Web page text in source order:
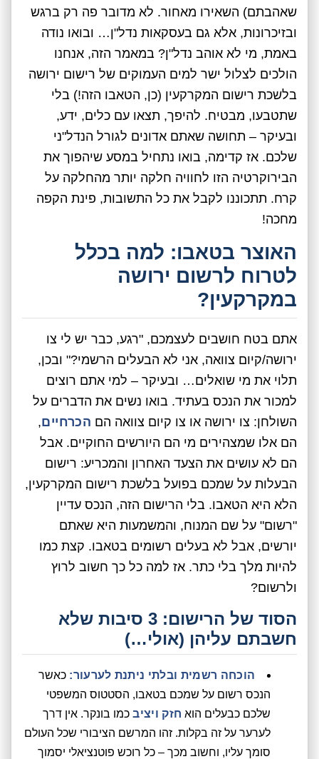
שאהבתם) השאירו מאחור. לא מדובר פה רק ברגש
ובזיכרונות, אלא גם בעסקאות נדל"ן… ובואו נודה
באמת, מי לא אוהב נדל"ן? במאמר הזה, אנחנו
הולכים לצלול ישר למים העמוקים של רישום ירושה
בלשכת רישום המקרקעין (כן, הטאבו הזה!) בלי
שתטבעו, מבטיח. להיפך, תצאו עם כלים, ידע,
ובעיקר – תחושה שאתם אדונים לגורל הנדל"ני
שלכם. אז קדימה, בואו נתחיל במסע שיהפוך את
הבירוקרטיה הזו לחוויה חלקה יותר מהחלקה על
קרח. תתכוננו לקבל את כל התשובות, פינת הקפה
מחכה!
האוצר בטאבו: למה בכלל
לטרוח לרשום ירושה
במקרקעין?
אתם בטח חושבים לעצמכם, "רגע, כבר יש לי צו
ירושה/קיום צוואה, אני לא הבעלים הרשמי?" ובכן,
תלוי את מי שואלים… ובעיקר – למי אתם רוצים
למכור את הנכס בעתיד. בואו נשים את הדברים על
השולחן: צו ירושה או צו קיום צוואה הם הכרחיים,
הם אלו שמצהירים מי הם היורשים החוקיים. אבל
הם לא עושים את הצעד האחרון והמכריע: רישום
הבעלות על שמכם בפועל בלשכת רישום המקרקעין,
הלא היא הטאבו. בלי הרישום הזה, הנכס עדיין
"רשום" על שם המנוח, והמשמעות היא שאתם
יורשים, אבל לא בעלים רשומים בטאבו. קצת כמו
להיות מלך בלי כתר. אז למה כל כך חשוב לרוץ
ולרשום?
הסוד של הרישום: 3 סיבות שלא
חשבתם עליהן (אולי…)
הוכחה רשמית ובלתי ניתנת לערעור: כאשר
הנכס רשום על שמכם בטאבו, הסטטוס המשפטי
שלכם כבעלים הוא חזק ויציבכמו בונקר. אין דרך
לערער על זה בקלות. זהו המרשם הציבורי שכל העולם
סומך עליו, וחשוב מכך – כל רוכש פוטנציאלי יסמוך